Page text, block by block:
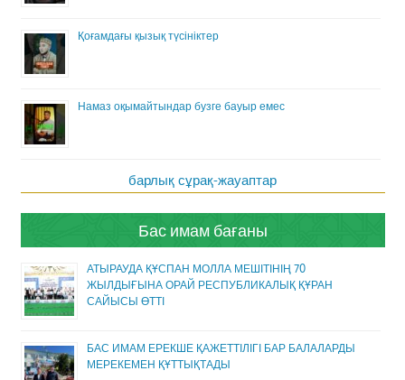
Қоғамдағы қызық түсініктер
Намаз оқымайтындар бузге бауыр емес
барлық сұрақ-жауаптар
Бас имам бағаны
АТЫРАУДА ҚҰСПАН МОЛЛА МЕШІТІНІҢ 70
ЖЫЛДЫҒЫНА ОРАЙ РЕСПУБЛИКАЛЫҚ ҚҰРАН
САЙЫСЫ ӨТТІ
БАС ИМАМ ЕРЕКШЕ ҚАЖЕТТІЛІГІ БАР БАЛАЛАРДЫ
МЕРЕКЕМЕН ҚҰТТЫҚТАДЫ